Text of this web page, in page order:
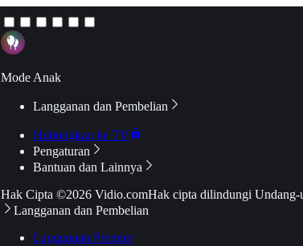
Mode Anak
Langganan dan Pembelian
Hubungkan ke TV
Pengaturan
Bantuan dan Lainnya
Hak Cipta ©2026 Vidio.comHak cipta dilindungi Undang-
Langganan dan Pembelian
Langganan Premier